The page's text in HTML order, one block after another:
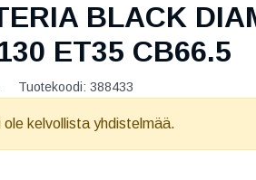
BLACK
ET35 CB66.5
Tuotekoodi: 388433
kelvollista yhdistelmää.